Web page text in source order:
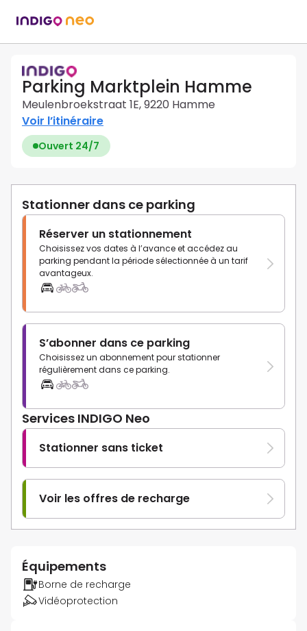
Parking Marktplein Hamme
Meulenbroekstraat 1E, 9220 Hamme
Voir l’itinéraire
Ouvert 24/7
Stationner dans ce parking
Réserver un stationnement
Choisissez vos dates à l’avance et accédez au
parking pendant la période sélectionnée à un tarif
avantageux.
S’abonner dans ce parking
Choisissez un abonnement pour stationner
régulièrement dans ce parking.
Services INDIGO Neo
Stationner sans ticket
Voir les offres de recharge
Équipements
Borne de recharge
Vidéoprotection